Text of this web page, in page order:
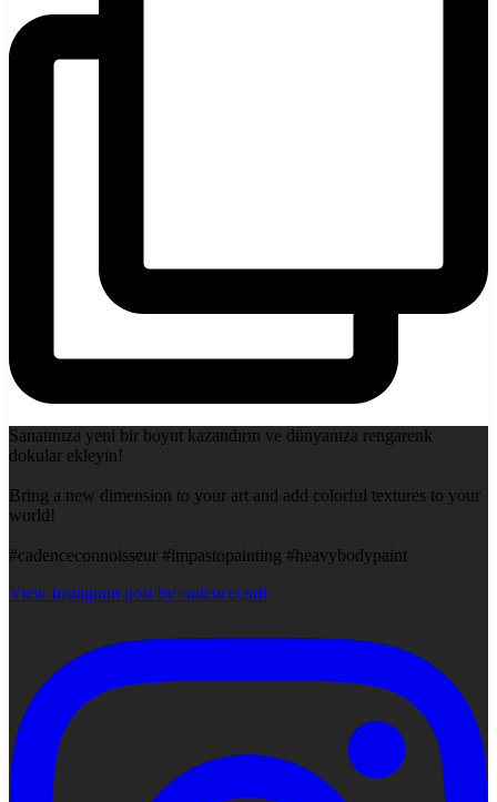
Sanatınıza yeni bir boyut kazandırın ve dünyanıza rengarenk
dokular ekleyin!
Bring a new dimension to your art and add colorful textures to your
world!
#cadenceconnoisseur #impastopainting #heavybodypaint
View Instagram post by cadencecraft